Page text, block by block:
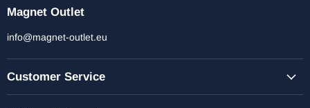
Magnet Outlet
info@magnet-outlet.eu
Customer Service